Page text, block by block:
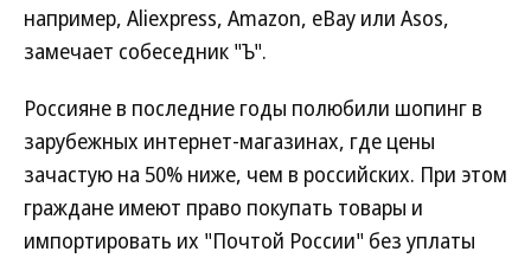
например, Aliexpress, Amazon, eBay или Asos,
замечает собеседник "Ъ".
Россияне в последние годы полюбили шопинг в
зарубежных интернет-магазинах, где цены
зачастую на 50% ниже, чем в российских. При этом
граждане имеют право покупать товары и
импортировать их "Почтой России" без уплаты